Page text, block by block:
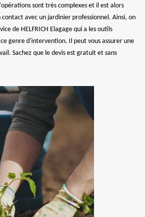
sont très complexes et il est alors
avec un jardinier professionnel. Ainsi, on
de HELFRICH Elagage qui a les outils
genre d'intervention. Il peut vous assurer une
Sachez que le devis est gratuit et sans